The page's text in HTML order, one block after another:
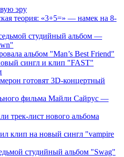
эру
теория: «3+5=» — намек на 8-
студийный альбом —
альбом "Man’s Best Friend"
сингл и клип "FAST"
готовят 3D-концертный
фильма Майли Сайрус —
трек-лист нового альбома
клип на новый сингл "vampire
студийный альбом "Swag"